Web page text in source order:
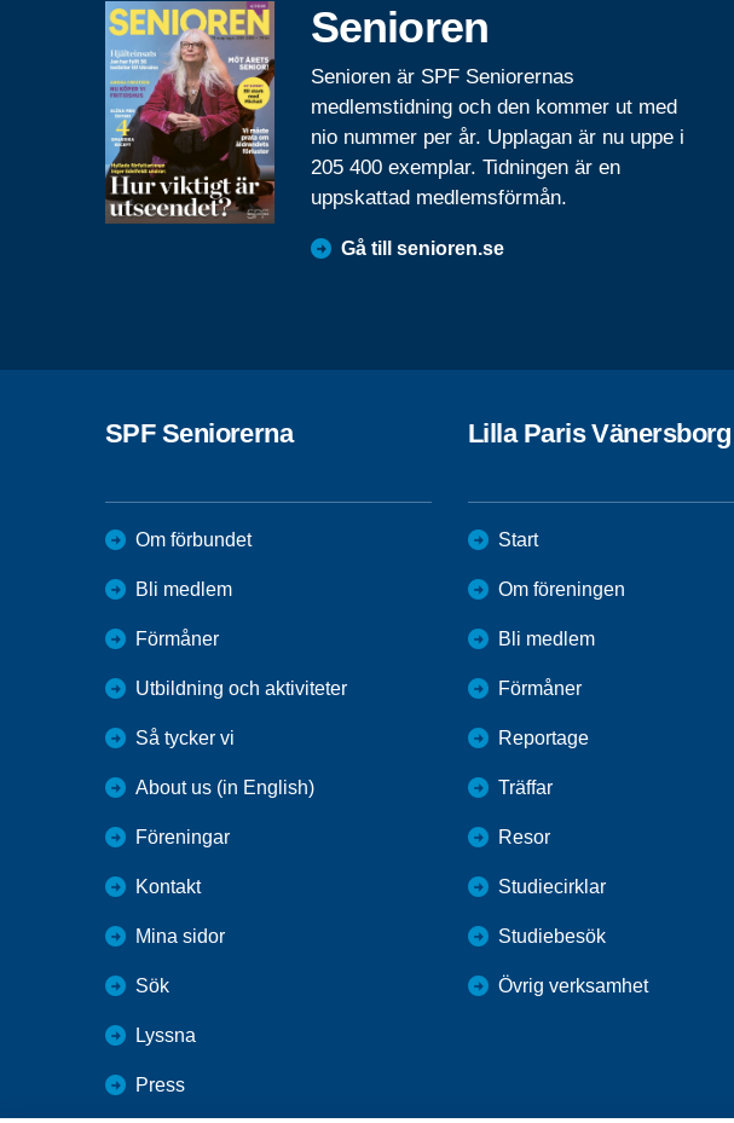
Senioren
Senioren är SPF Seniorernas
medlemstidning och den kommer ut med
nio nummer per år. Upplagan är nu uppe i
205 400 exemplar. Tidningen är en
uppskattad medlemsförmån.
Gå till senioren.se
SPF Seniorerna
Om förbundet
Bli medlem
Förmåner
Utbildning och aktiviteter
Så tycker vi
About us (in English)
Föreningar
Kontakt
Mina sidor
Sök
Lyssna
Press
Lilla Paris Vänersborg
Start
Om föreningen
Bli medlem
Förmåner
Reportage
Träffar
Resor
Studiecirklar
Studiebesök
Övrig verksamhet